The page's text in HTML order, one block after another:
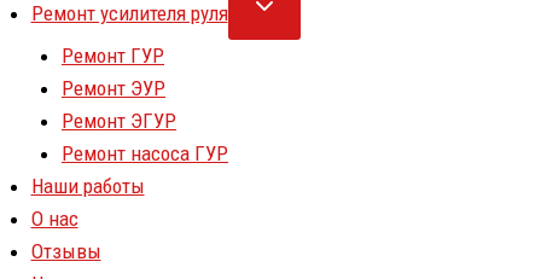
Ремонт усилителя руля
Ремонт ГУР
Ремонт ЭУР
Ремонт ЭГУР
Ремонт насоса ГУР
Наши работы
О нас
Отзывы